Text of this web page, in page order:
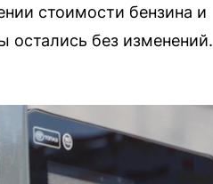
стоимости бензина и
остались без изменений.